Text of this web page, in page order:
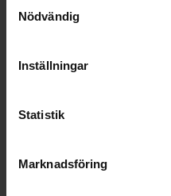
Nödvändig
Inställningar
Statistik
Marknadsföring